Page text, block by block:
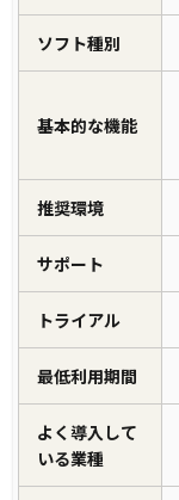
ソフト種別
基本的な機能
推奨環境
サポート
トライアル
最低利用期間
よく導入して
いる業種